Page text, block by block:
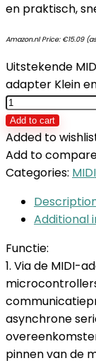
en praktisch,
Amazon.nl Price: €15.09
Uitstekende
adapter Klein
Add to cart
Added to
Add to
Categories: MIDI
Additional
Functie:
1. Via de MIDI-
asynchrone
pinnen van de